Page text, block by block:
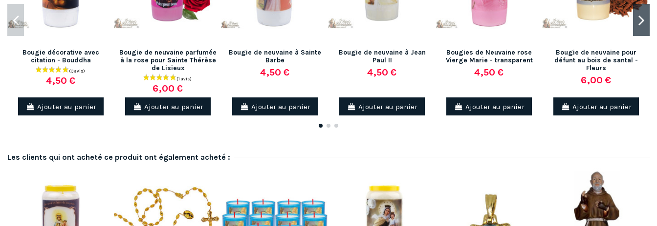
Bougie décorative avec
citation - Bouddha
4,50 €
Ajouter au panier
Bougie de neuvaine parfumée
à la rose pour Sainte Thérèse
de Lisieux
6,00 €
Ajouter au panier
Bougie de neuvaine à Sainte
Barbe
4,50 €
Ajouter au panier
Bougie de neuvaine à Jean
Paul II
4,50 €
Ajouter au panier
Bougies de Neuvaine rose
Vierge Marie - transparent
4,50 €
Ajouter au panier
Bougie de neuvaine pour
défunt au bois de santal -
Fleurs
6,00 €
Ajouter au panier
Les clients qui ont acheté ce produit ont également acheté :